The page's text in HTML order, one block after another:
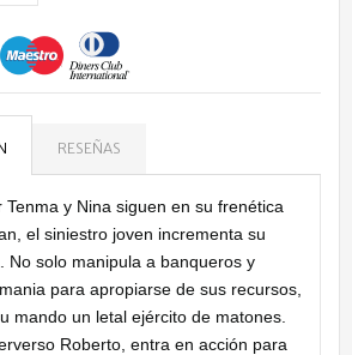
RESEÑAS
Tenma y Nina siguen en su frenética
el siniestro joven incrementa su
No solo manipula a banqueros y
para apropiarse de sus recursos,
mando un letal ejército de matones.
Roberto, entra en acción para